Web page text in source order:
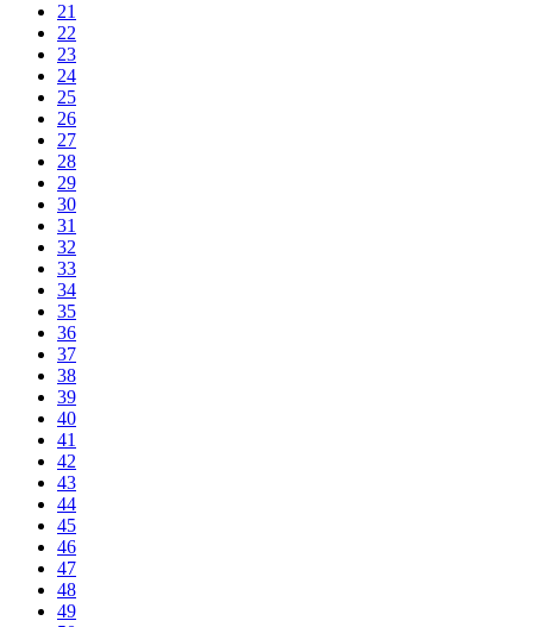
21
22
23
24
25
26
27
28
29
30
31
32
33
34
35
36
37
38
39
40
41
42
43
44
45
46
47
48
49